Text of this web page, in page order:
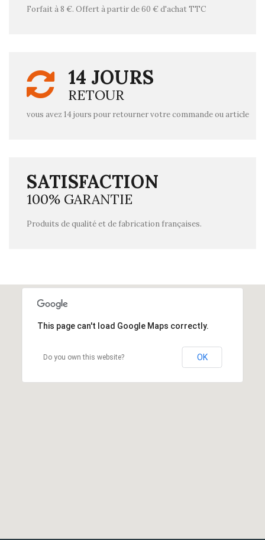
Forfait à 8 €. Offert à partir de 60 € d'achat TTC
14 JOURS
RETOUR
vous avez 14 jours pour retourner votre commande ou article
SATISFACTION
100% GARANTIE
Produits de qualité et de fabrication françaises.
This page can't load Google Maps correctly.
Do you own this website? OK